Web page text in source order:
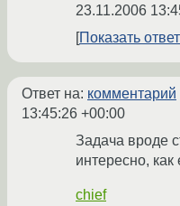
23.11.2006
Показать ответ
Ответ на: комментарий
13:45:26 +00:00
Задача вроде
интересно,
chief